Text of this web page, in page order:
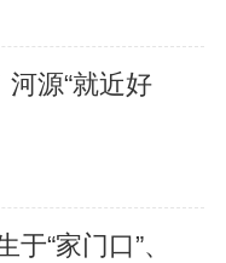
河源“就近好
“家门口”、